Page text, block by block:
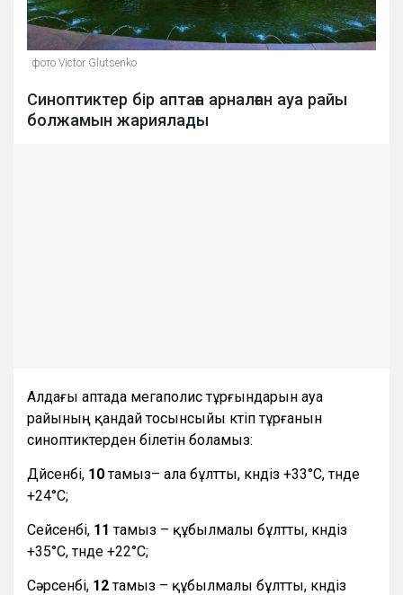
фото Victor Glutsenko
Синоптиктер бір аптаға арналған ауа райы
болжамын жариялады
Алдағы аптада мегаполис тұрғындарын ауа
райының қандай тосынсыйы күтіп тұрғанын
синоптиктерден білетін боламыз:
Дүйсенбі, 10тамыз– ала бұлтты, күндіз +33°С, түнде
+24°С;
Сейсенбі, 11тамыз – құбылмалы бұлтты, күндіз
+35°С, түнде +22°С;
Сәрсенбі, 12тамыз – құбылмалы бұлтты, күндіз